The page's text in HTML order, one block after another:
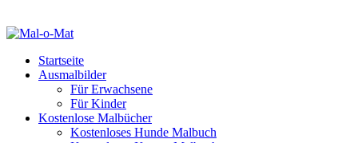
Startseite
Ausmalbilder
Für Erwachsene
Für Kinder
Kostenlose Malbücher
Kostenloses Hunde Malbuch